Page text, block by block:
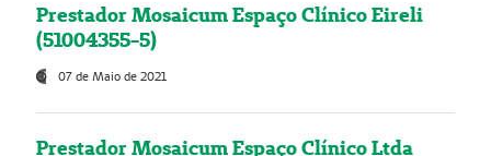
Prestador Mosaicum Espaço Clínico Eireli
(51004355-5)
07 de Maio de 2021
Prestador Mosaicum Espaço Clínico Ltda